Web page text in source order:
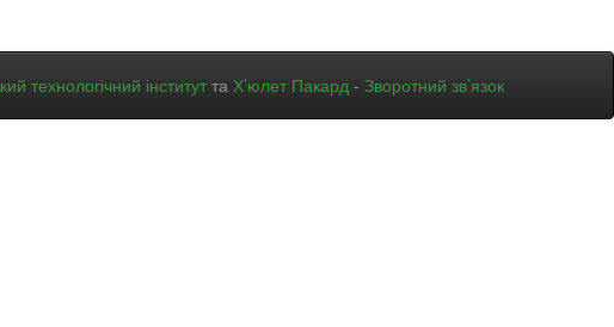
технологічний інститут та Х’юлет Пакард - Зворотний зв’язок